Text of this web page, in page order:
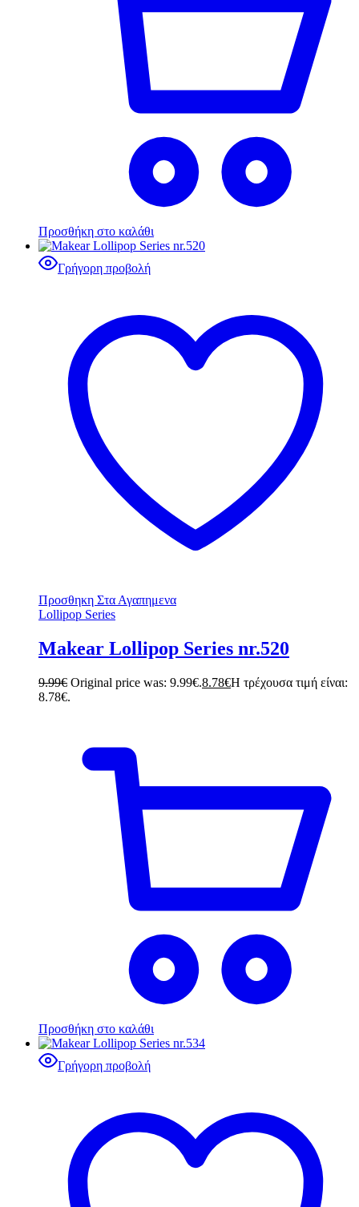
Προσθήκη στο καλάθι
Γρήγορη προβολή
Προσθηκη Στα Αγαπημενα
Lollipop Series
Makear Lollipop Series nr.520
9.99€ Original price was: 9.99€.8.78€Η τρέχουσα τιμή είναι:
8.78€.
Προσθήκη στο καλάθι
Γρήγορη προβολή